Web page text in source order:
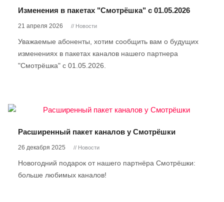
Изменения в пакетах "Смотрёшка" с 01.05.2026
21 апреля 2026 // Новости
Уважаемые абоненты, хотим сообщить вам о будущих
изменениях в пакетах каналов нашего партнера
"Смотрёшка" с 01.05.2026.
Расширенный пакет каналов у Смотрёшки
26 декабря 2025 // Новости
Новогодний подарок от нашего партнёра Смотрёшки:
больше любимых каналов!